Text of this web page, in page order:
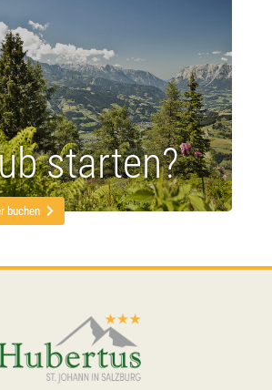
starten?
buchen